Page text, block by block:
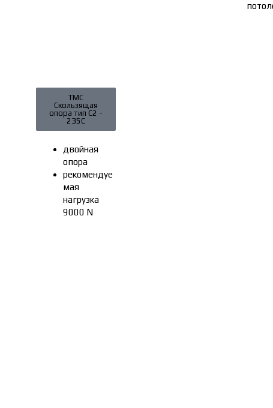
ТМС
Скользящая
опора тип С2 -
235С
двойная
опора
рекомендуе
мая
нагрузка
9000 N